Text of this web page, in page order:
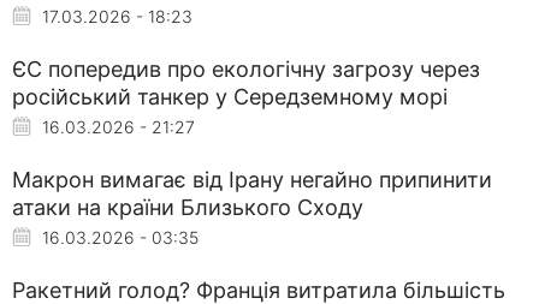
17.03.2026 - 18:23
ЄС попередив про екологічну загрозу через
російський танкер у Середземному морі
16.03.2026 - 21:27
Макрон вимагає від Ірану негайно припинити
атаки на країни Близького Сходу
16.03.2026 - 03:35
Ракетний голод? Франція витратила більшість